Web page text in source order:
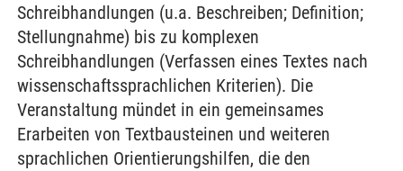
Schreibhandlungen (u.a. Beschreiben; Definition;
Stellungnahme) bis zu komplexen
Schreibhandlungen (Verfassen eines Textes nach
wissenschaftssprachlichen Kriterien). Die
Veranstaltung mündet in ein gemeinsames
Erarbeiten von Textbausteinen und weiteren
sprachlichen Orientierungshilfen, die den